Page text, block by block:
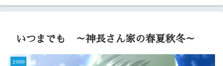
いつまでも ～神長さん家の春夏秋冬～
2000